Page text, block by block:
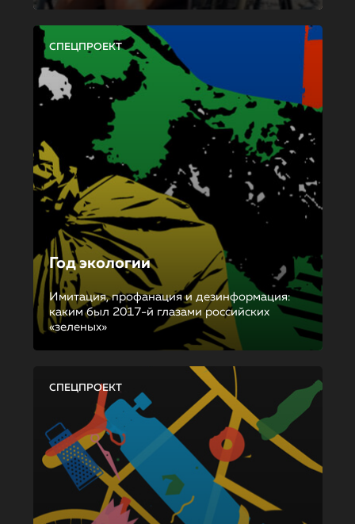
СПЕЦПРОЕКТ
Год экологии
Имитация, профанация и дезинформация:
каким был 2017-й глазами российских
«зеленых»
СПЕЦПРОЕКТ